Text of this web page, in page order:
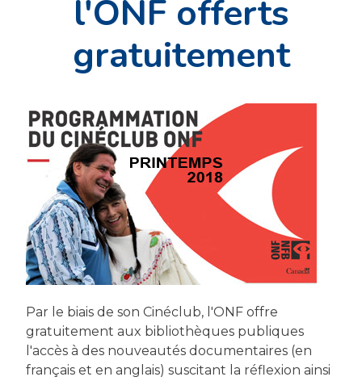
l'ONF offerts
gratuitement
Par le biais de son Cinéclub, l'ONF offre
gratuitement aux bibliothèques publiques
l'accès à des nouveautés documentaires (en
français et en anglais) suscitant la réflexion ainsi